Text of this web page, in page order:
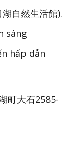
自然生活館).
sáng
hấp dẫn
町大石2585-